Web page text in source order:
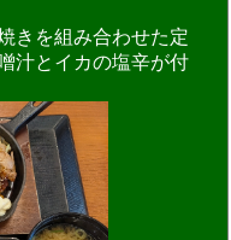
きを組み合わせた定
汁とイカの塩辛が付